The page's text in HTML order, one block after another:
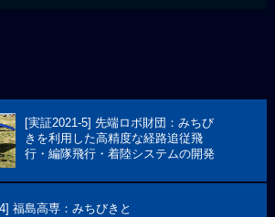
[実証2021-5] 先端ロボ財団：みちび
きを利用した高精度な経路追従飛
行・編隊飛行・着陸システムの開発
福島高専：みちびきと